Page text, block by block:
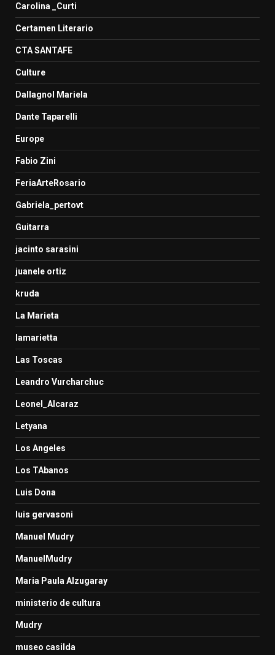
Carolina _Curti
Certamen Literario
CTA SANTAFE
Culture
Dallagnol Mariela
Dante Taparelli
Europe
Fabio Zini
FeriaArteRosario
Gabriela_pertovt
Guitarra
jacinto sarasini
juanele ortiz
kruda
La Marieta
lamarietta
Las Toscas
Leandro Vurcharchuc
Leonel_Alcaraz
Letyana
Los Angeles
Los TAbanos
Luis Dona
luis gervasoni
Manuel Mudry
ManuelMudry
Maria Paula Alzugaray
ministerio de cultura
Mudry
museo casilda